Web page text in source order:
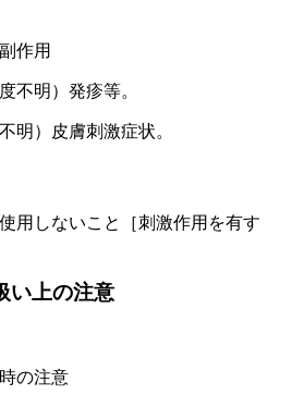
作用
不明）発疹等。
明）皮膚刺激症状。
用しないこと［刺激作用を有す
い上の注意
の注意